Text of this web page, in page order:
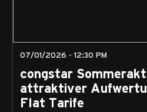
07/01/2026 - 12:30 PM
congstar
attraktiver
Flat Tarife